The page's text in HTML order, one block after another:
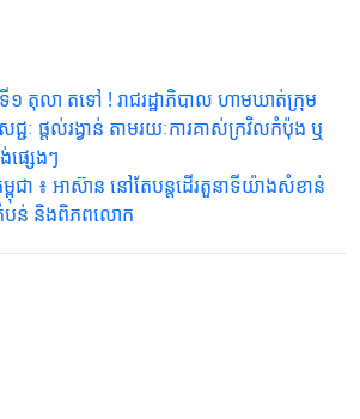
ទី១ តុលា តទៅ ! រាជរដ្ឋាភិបាល ហាមឃាត់ក្រុម
ៈ ផ្តល់រង្វាន់ តាមរយៈការគាស់ក្រវិលកំប៉ុង ឬ
ផ្សេងៗ
ពុជា ៖ អាស៊ាន នៅតែបន្តដើរតួនាទីយ៉ាងសំខាន់
តំបន់ និងពិភពលោក